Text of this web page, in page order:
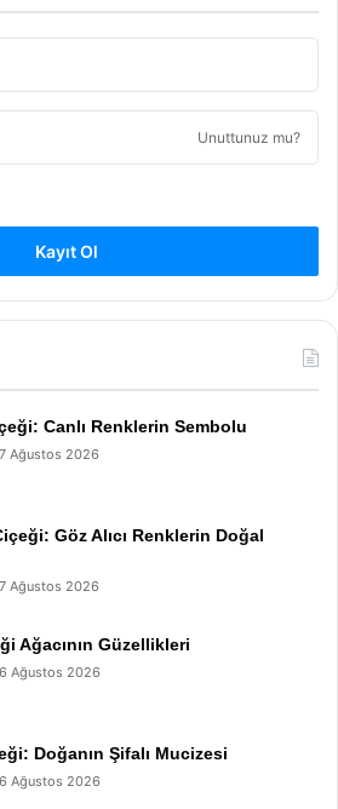
Unuttunuz mu?
Kayıt Ol
Canlı Renklerin Sembolu
7 Ağustos 2026
Göz Alıcı Renklerin Doğal
7 Ağustos 2026
Ağacının Güzellikleri
6 Ağustos 2026
Doğanın Şifalı Mucizesi
6 Ağustos 2026